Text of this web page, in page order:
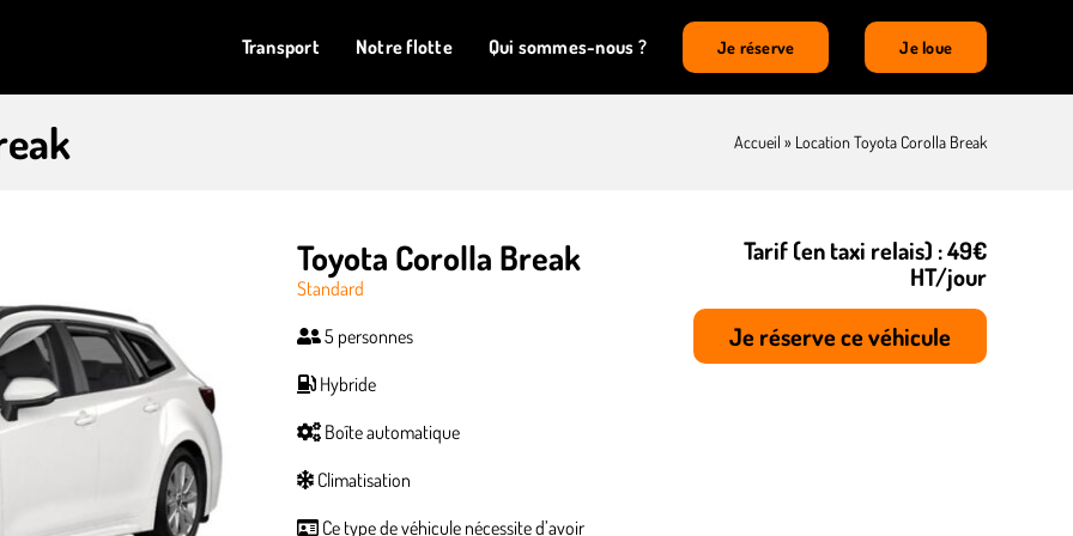
Transport Notre flotte Qui sommes-nous ? Je réserve Je loue
Accueil » Location Toyota Corolla Break
Toyota Corolla Break
Standard
5 personnes
Hybride
Boîte automatique
Climatisation
Ce type de véhicule nécessite d’avoir
Tarif (en taxi relais) : 49€
HT/jour
Je réserve ce véhicule